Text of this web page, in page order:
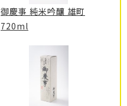
御慶事 純米吟釀 雄町
720ml